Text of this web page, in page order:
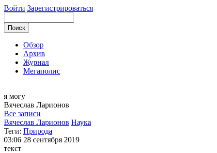
Войти Зарегистрироваться
Обзор
Архив
Журнал
Мегаполис
я могу
Вячеслав Ларионов
Все записи
Вячеслав Ларионов Наука
Теги: Природа
03:06 28 сентября 2019
текст